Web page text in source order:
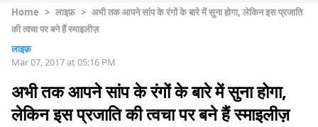
Home > लाइफ़ > अभी तक आपने सांप के रंगों के बारे में सुना होगा, लेकिन इस प्रजाति
की त्वचा पर बने हैं स्माइलीज़
लाइफ़
Mar 07, 2017 at 05:16 PM
अभी तक आपने सांप के रंगों के बारे में सुना होगा,
लेकिन इस प्रजाति की त्वचा पर बने हैं स्माइलीज़